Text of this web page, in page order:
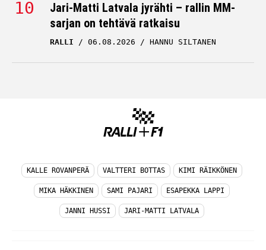
Jari-Matti Latvala jyrähti – rallin MM-
sarjan on tehtävä ratkaisu
RALLI 06.08.2026 HANNU SILTANEN
KALLE ROVANPERÄ VALTTERI BOTTAS KIMI RÄIKKÖNEN
MIKA HÄKKINEN SAMI PAJARI ESAPEKKA LAPPI
JANNI HUSSI JARI-MATTI LATVALA